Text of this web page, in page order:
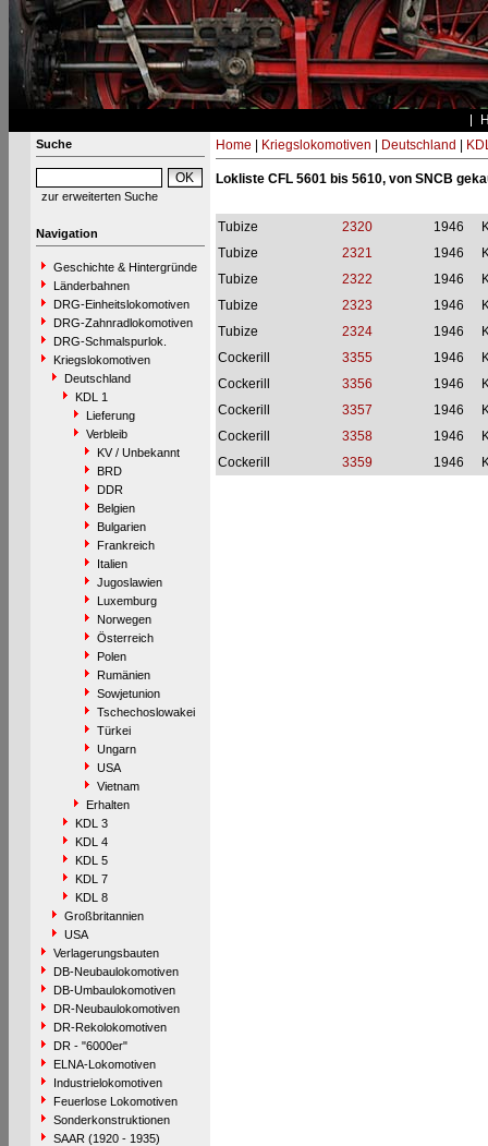
Suche
zur erweiterten Suche
Navigation
Geschichte & Hintergründe
Länderbahnen
DRG-Einheitslokomotiven
DRG-Zahnradlokomotiven
DRG-Schmalspurlok.
Kriegslokomotiven
Deutschland
KDL 1
Lieferung
Verbleib
KV / Unbekannt
BRD
DDR
Belgien
Bulgarien
Frankreich
Italien
Jugoslawien
Luxemburg
Norwegen
Österreich
Polen
Rumänien
Sowjetunion
Tschechoslowakei
Türkei
Ungarn
USA
Vietnam
Erhalten
KDL 3
KDL 4
KDL 5
KDL 7
KDL 8
Großbritannien
USA
Verlagerungsbauten
DB-Neubaulokomotiven
DB-Umbaulokomotiven
DR-Neubaulokomotiven
DR-Rekolokomotiven
DR - "6000er"
ELNA-Lokomotiven
Industrielokomotiven
Feuerlose Lokomotiven
Sonderkonstruktionen
SAAR (1920 - 1935)
Home Kriegslokomotiven Deutschland
Lokliste CFL 5601 bis 5610, von SNCB
Tubize 2320 1946
Tubize
2321 1946
Tubize
2322 1946
Tubize
2323 1946
Tubize
2324 1946
Cockerill
3355 1946
Cockerill
3356 1946
Cockerill
3357 1946
Cockerill
3358 1946
Cockerill
3359 1946